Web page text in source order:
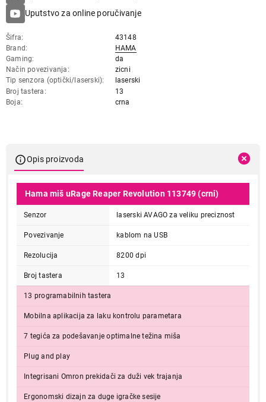
Uputstvo za online poručivanje
Šifra
43148
Brand
HAMA
Gaming
da
Način povezivanja
zicni
Tip senzora (optički/laserski)
laserski
Broj tastera
13
Boja
crna
Opis proizvoda
Hama miš uRage Reaper Revolution 113749 (crni)
Senzor laserski AVAGO za veliku preciznost
Povezivanje kablom na USB
Rezolucija 8200 dpi
Broj tastera 13
13 programabilnih tastera
Mobilna aplikacija za laku kontrolu parametara
7 tegića za podešavanje optimalne težina miša
Plug and play
Integrisani Omron prekidači za duži vek trajanja
Ergonomski dizajn za duge igračke sesije